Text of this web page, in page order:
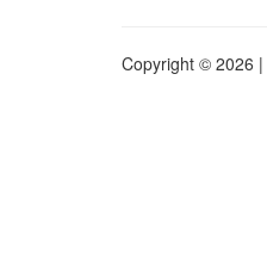
Copyright © 2026 |